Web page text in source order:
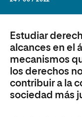
Estudiar
alcances en el
mecanismos
los derechos
contribuir a la
sociedad más